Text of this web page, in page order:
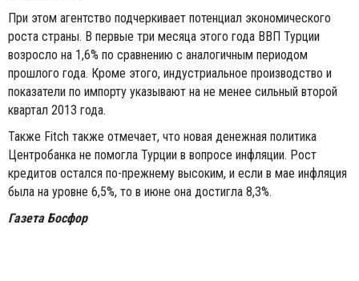
При этом агентство подчеркивает потенциал экономического
роста страны. В первые три месяца этого года ВВП Турции
возросло на 1,6% по сравнению с аналогичным периодом
прошлого года. Кроме этого, индустриальное производство и
показатели по импорту указывают на не менее сильный второй
квартал 2013 года.
Также Fitch также отмечает, что новая денежная политика
Центробанка не помогла Турции в вопросе инфляции. Рост
кредитов остался по-прежнему высоким, и если в мае инфляция
была на уровне 6,5%, то в июне она достигла 8,3%.
Газета Босфор